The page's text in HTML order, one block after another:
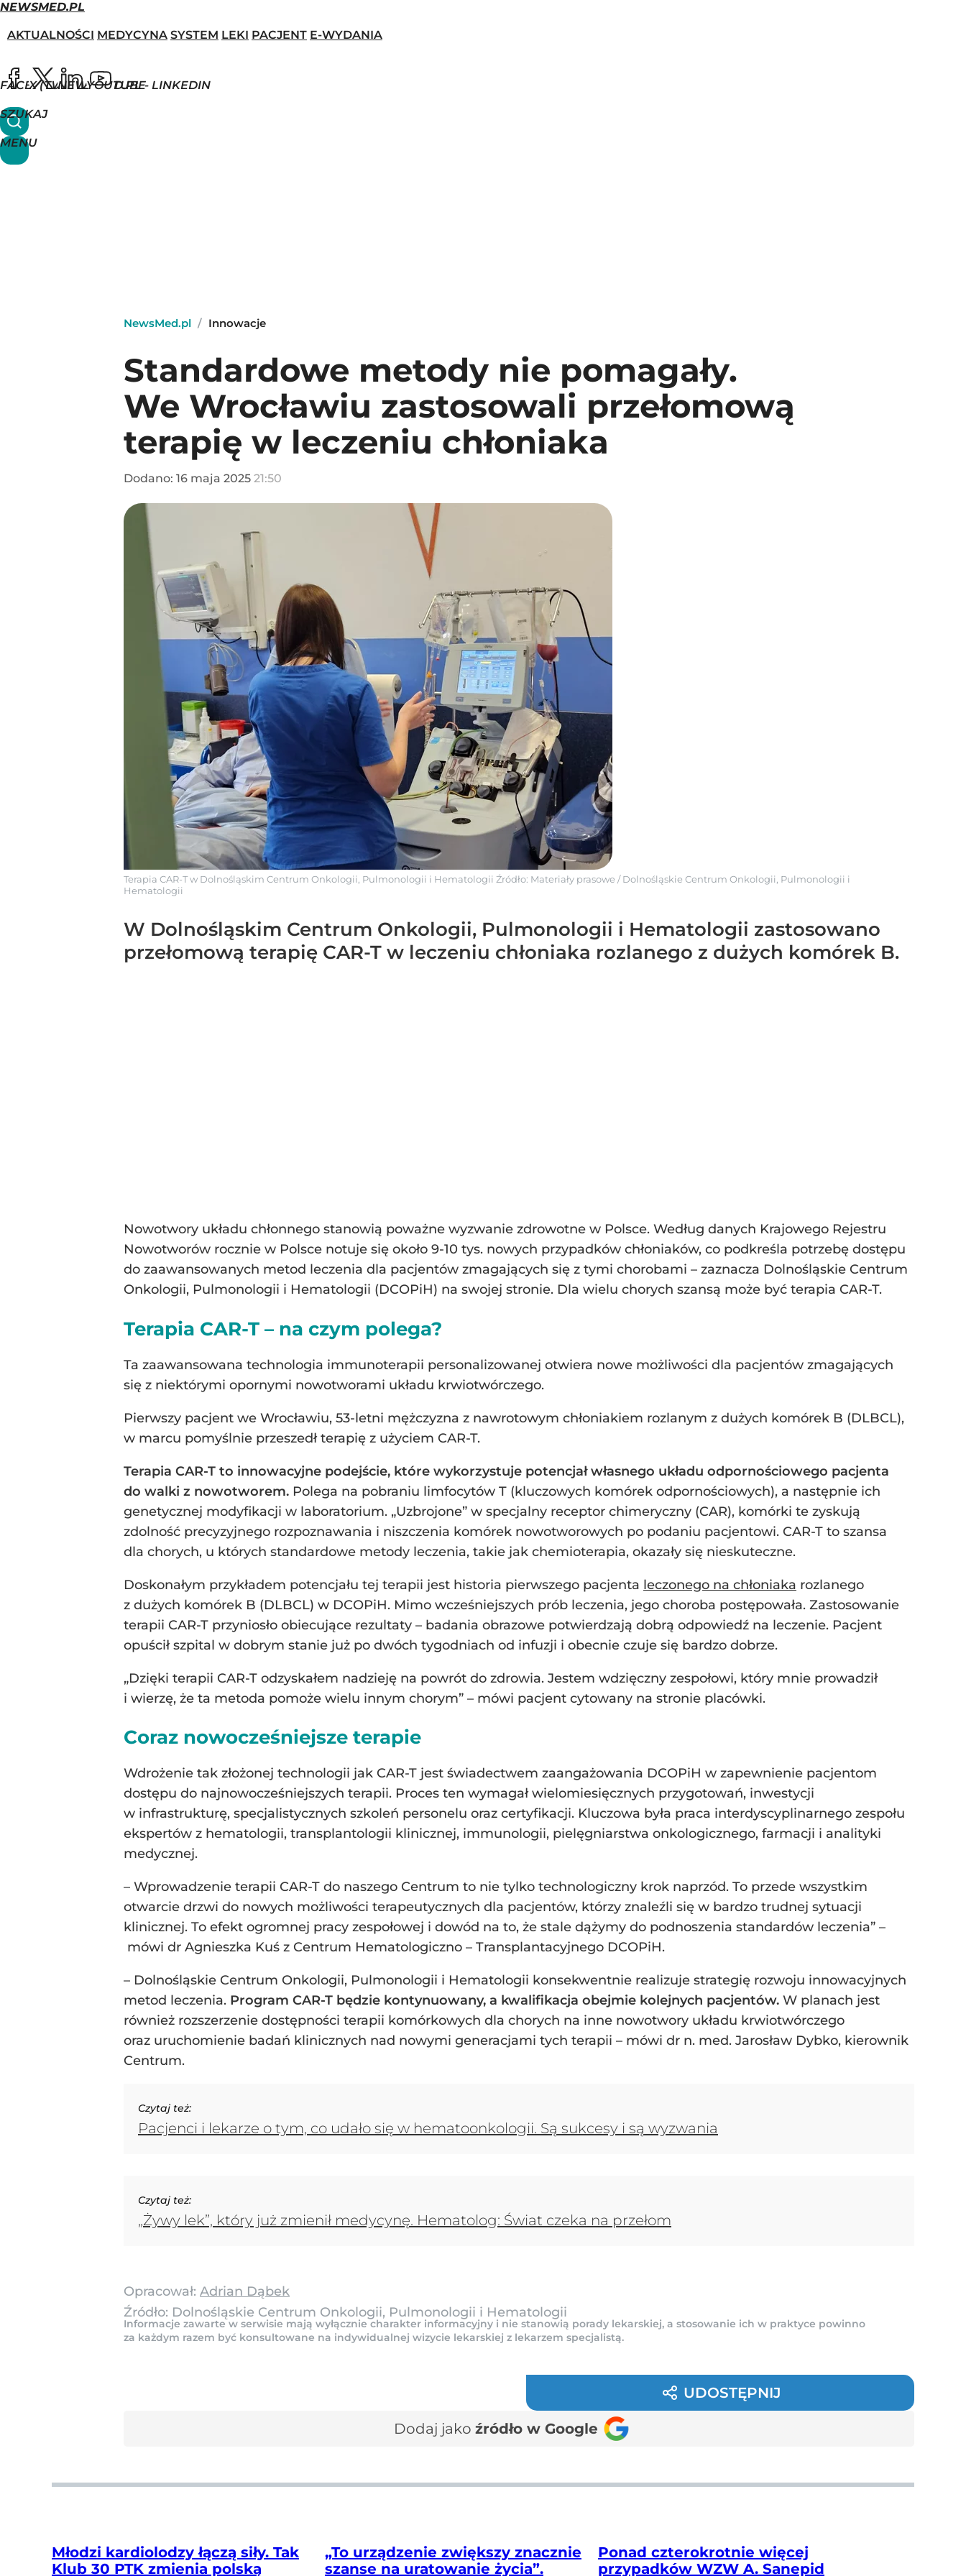
NEWSMED.PL
AKTUALNOŚCI MEDYCYNA SYSTEM LEKI PACJENT E-WYDANIA
FACEBOOK
X (TWITTER)
NEWSMED.PL - LINKEDIN
YOUTUBE
SZUKAJ
MENU
NewsMed.pl / Innowacje
Standardowe metody nie pomagały.
We Wrocławiu zastosowali przełomową
terapię w leczeniu chłoniaka
Dodano: 16 maja 2025 21:50
Terapia CAR-T w Dolnośląskim Centrum Onkologii, Pulmonologii i Hematologii Źródło: Materiały prasowe /Dolnośląskie Centrum Onkologii, Pulmonologii i
Hematologii
W Dolnośląskim Centrum Onkologii, Pulmonologii i Hematologii zastosowano
przełomową terapię CAR-T w leczeniu chłoniaka rozlanego z dużych komórek B.
Nowotwory układu chłonnego stanowią poważne wyzwanie zdrowotne w Polsce. Według danych Krajowego Rejestru
Nowotworów rocznie w Polsce notuje się około 9-10 tys. nowych przypadków chłoniaków, co podkreśla potrzebę dostępu
do zaawansowanych metod leczenia dla pacjentów zmagających się z tymi chorobami – zaznacza Dolnośląskie Centrum
Onkologii, Pulmonologii i Hematologii (DCOPiH) na swojej stronie. Dla wielu chorych szansą może być terapia CAR-T.
Terapia CAR-T – na czym polega?
Ta zaawansowana technologia immunoterapii personalizowanej otwiera nowe możliwości dla pacjentów zmagających
się z niektórymi opornymi nowotworami układu krwiotwórczego.
Pierwszy pacjent we Wrocławiu, 53-letni mężczyzna z nawrotowym chłoniakiem rozlanym z dużych komórek B (DLBCL),
w marcu pomyślnie przeszedł terapię z użyciem CAR-T.
Terapia CAR-T to innowacyjne podejście, które wykorzystuje potencjał własnego układu odpornościowego pacjenta
do walki z nowotworem. Polega na pobraniu limfocytów T (kluczowych komórek odpornościowych), a następnie ich
genetycznej modyfikacji w laboratorium. „Uzbrojone” w specjalny receptor chimeryczny (CAR), komórki te zyskują
zdolność precyzyjnego rozpoznawania i niszczenia komórek nowotworowych po podaniu pacjentowi. CAR-T to szansa
dla chorych, u których standardowe metody leczenia, takie jak chemioterapia, okazały się nieskuteczne.
Doskonałym przykładem potencjału tej terapii jest historia pierwszego pacjenta leczonego na chłoniaka rozlanego
z dużych komórek B (DLBCL) w DCOPiH. Mimo wcześniejszych prób leczenia, jego choroba postępowała. Zastosowanie
terapii CAR-T przyniosło obiecujące rezultaty – badania obrazowe potwierdzają dobrą odpowiedź na leczenie. Pacjent
opuścił szpital w dobrym stanie już po dwóch tygodniach od infuzji i obecnie czuje się bardzo dobrze.
„Dzięki terapii CAR-T odzyskałem nadzieję na powrót do zdrowia. Jestem wdzięczny zespołowi, który mnie prowadził
i wierzę, że ta metoda pomoże wielu innym chorym” – mówi pacjent cytowany na stronie placówki.
Coraz nowocześniejsze terapie
Wdrożenie tak złożonej technologii jak CAR-T jest świadectwem zaangażowania DCOPiH w zapewnienie pacjentom
dostępu do najnowocześniejszych terapii. Proces ten wymagał wielomiesięcznych przygotowań, inwestycji
w infrastrukturę, specjalistycznych szkoleń personelu oraz certyfikacji. Kluczowa była praca interdyscyplinarnego zespołu
ekspertów z hematologii, transplantologii klinicznej, immunologii, pielęgniarstwa onkologicznego, farmacji i analityki
medycznej.
– Wprowadzenie terapii CAR-T do naszego Centrum to nie tylko technologiczny krok naprzód. To przede wszystkim
otwarcie drzwi do nowych możliwości terapeutycznych dla pacjentów, którzy znaleźli się w bardzo trudnej sytuacji
klinicznej. To efekt ogromnej pracy zespołowej i dowód na to, że stale dążymy do podnoszenia standardów leczenia” –
mówi dr Agnieszka Kuś z Centrum Hematologiczno – Transplantacyjnego DCOPiH.
– Dolnośląskie Centrum Onkologii, Pulmonologii i Hematologii konsekwentnie realizuje strategię rozwoju innowacyjnych
metod leczenia. Program CAR-T będzie kontynuowany, a kwalifikacja obejmie kolejnych pacjentów. W planach jest
również rozszerzenie dostępności terapii komórkowych dla chorych na inne nowotwory układu krwiotwórczego
oraz uruchomienie badań klinicznych nad nowymi generacjami tych terapii – mówi dr n. med. Jarosław Dybko, kierownik
Centrum.
Czytaj też:
Pacjenci i lekarze o tym, co udało się w hematoonkologii. Są sukcesy i są wyzwania
Czytaj też:
„Żywy lek”, który już zmienił medycynę. Hematolog: Świat czeka na przełom
Opracował: Adrian Dąbek
Źródło: Dolnośląskie Centrum Onkologii, Pulmonologii i Hematologii
Informacje zawarte w serwisie mają wyłącznie charakter informacyjny i nie stanowią porady lekarskiej, a stosowanie ich w praktyce powinno
za każdym razem być konsultowane na indywidualnej wizycie lekarskiej z lekarzem specjalistą.
UDOSTĘPNIJ
Dodaj jako źródło w Google
Młodzi kardiolodzy łączą siły. Tak
Klub 30 PTK zmienia polską
„To urządzenie zwiększy znacznie
szanse na uratowanie życia”.
Ponad czterokrotnie więcej
przypadków WZW A. Sanepid